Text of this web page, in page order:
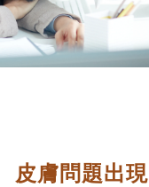
皮膚問題出現